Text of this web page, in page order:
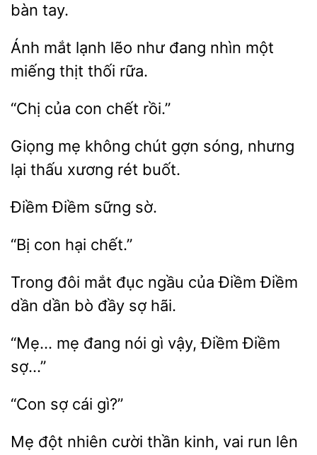
bàn tay.
Ánh mắt lẽo như đang
một
miếng thịt
rữa.
con rồi.”
mẹ
chút gợn sóng, nhưng
lại thấu xương
buốt.
sững
hại
Trong đôi mắt đục ngầu của Điềm Điềm
dần dần bò
“Mẹ… mẹ đang gì vậy, Điềm
“Con
Mẹ đột
thần kinh, vai run lên